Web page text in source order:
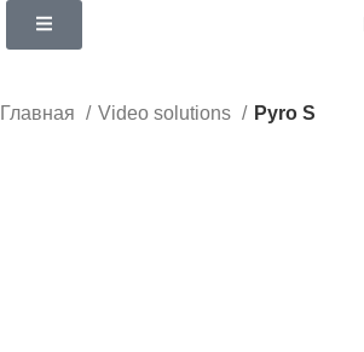
Главная Video solutions Pyro S